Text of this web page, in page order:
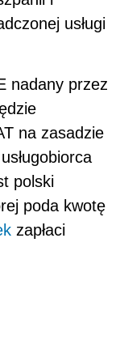
usługi
nadany przez
na zasadzie
polski
poda kwotę
zapłaci